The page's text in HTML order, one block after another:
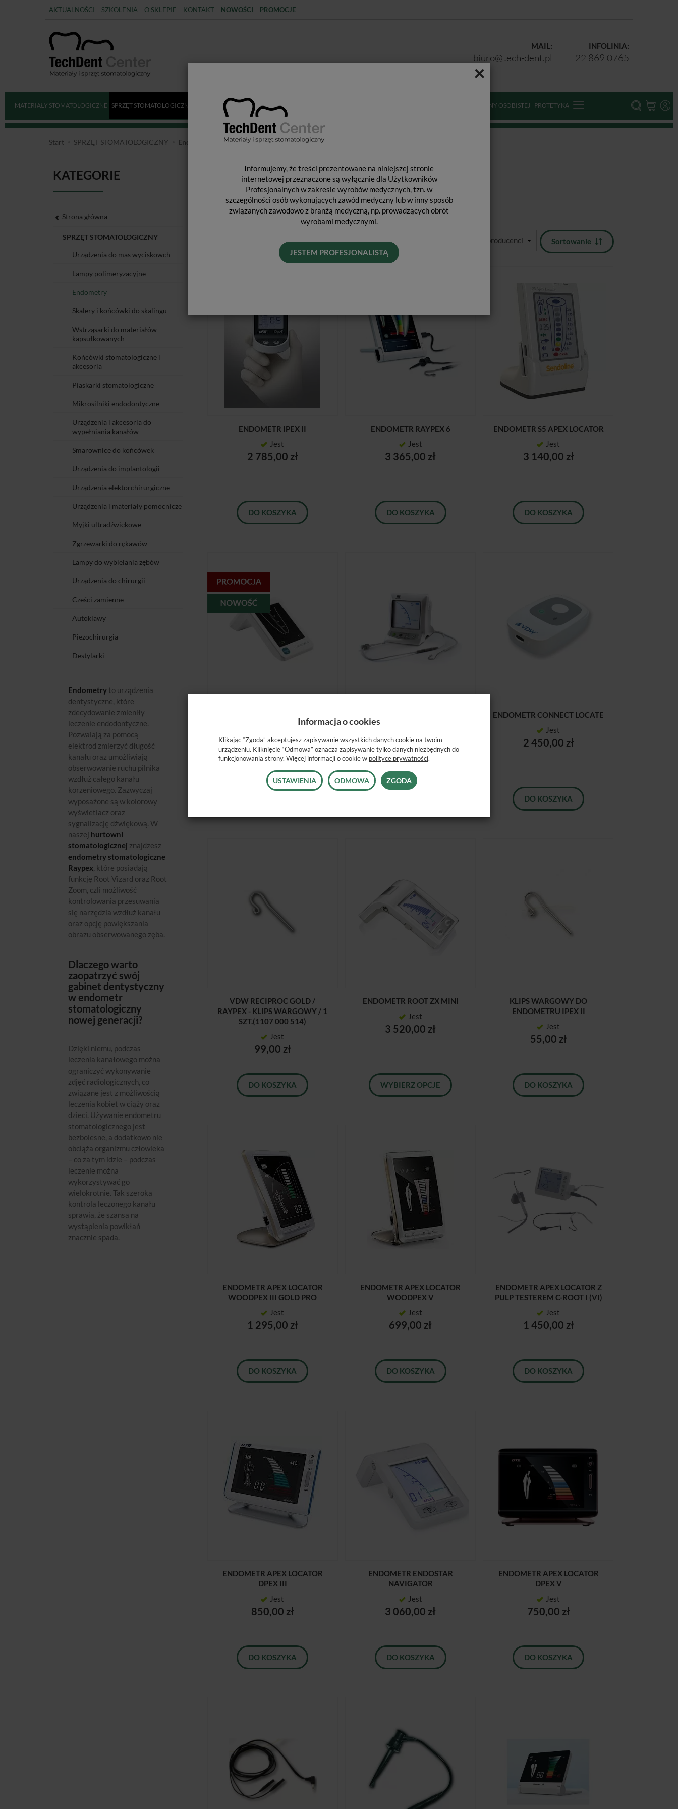
×
Informujemy, że treści prezentowane na niniejszej stronie
internetowej przeznaczone są wyłącznie dla Użytkowników
Profesjonalnych w zakresie wyrobów medycznych, tzn. w
szczególności osób wykonujących zawód medyczny lub w inny sposób
związanych zawodowo z branżą medyczną, np. prowadzących obrót
wyrobami medycznymi.
JESTEM PROFESJONALISTĄ
AKTUALNOŚCI SZKOLENIA O SKLEPIE KONTAKT NOWOŚCI PROMOCJE
INFOLINIA:
22 869 0765
MAIL:
biuro@tech-dent.pl
MATERIAŁY STOMATOLOGICZNE SPRZĘT STOMATOLOGICZNY DEZYNFEKCJA STERYLIZACJA ŚRODKI OCHRONY OSOBISTEJ PROTETYKA
Start SPRZĘT STOMATOLOGICZNY Endometry
ENDOMETRY
Sortowanie
ENDOMETR IPEX II
Jest
2 785,00 zł
DO KOSZYKA
ENDOMETR RAYPEX 6
Jest
3 365,00 zł
DO KOSZYKA
ENDOMETR S5 APEX LOCATOR
Jest
3 140,00 zł
DO KOSZYKA
1 590,00 zł
Jest
3 520,00 zł
ENDOMETR CONNECT LOCATE
Jest
2 450,00 zł
DO KOSZYKA
VDW RECIPROC GOLD /
RAYPEX - KLIPS WARGOWY / 1
SZT.(1107 000 514)
Jest
99,00 zł
DO KOSZYKA
ENDOMETR ROOT ZX MINI
Jest
3 520,00 zł
WYBIERZ OPCJE
KLIPS WARGOWY DO
ENDOMETRU IPEX II
Jest
55,00 zł
DO KOSZYKA
ENDOMETR APEX LOCATOR
WOODPEX III GOLD PRO
Jest
1 295,00 zł
DO KOSZYKA
ENDOMETR APEX LOCATOR
WOODPEX V
Jest
699,00 zł
DO KOSZYKA
ENDOMETR APEX LOCATOR Z
PULP TESTEREM C-ROOT I (VI)
Jest
1 450,00 zł
DO KOSZYKA
ENDOMETR APEX LOCATOR
DPEX III
Jest
850,00 zł
DO KOSZYKA
ENDOMETR ENDOSTAR
NAVIGATOR
Jest
3 060,00 zł
DO KOSZYKA
ENDOMETR APEX LOCATOR
DPEX V
Jest
750,00 zł
DO KOSZYKA
KATEGORIE
Strona główna
SPRZĘT STOMATOLOGICZNY
Urządzenia do mas wyciskowch
Lampy polimeryzacyjne
Endometry
Skalery i końcówki do skalingu
Wstrząsarki do materiałów
kapsułkowanych
Końcówki stomatologiczne i
akcesoria
Piaskarki stomatologiczne
Mikrosilniki endodontyczne
Urządzenia i akcesoria do
wypełniania kanałów
Smarownice do końcówek
Urządzenia do implantologii
Urządzenia elektorchirurgiczne
Urządzenia i materiały pomocnicze
Myjki ultradźwiękowe
Zgrzewarki do rękawów
Lampy do wybielania zębów
Urządzenia do chirurgii
Cześci zamienne
Autoklawy
Piezochirurgia
Destylarki
Endometry to urządzenia
dentystyczne, które
zdecydowanie zmieniły
leczenie endodontyczne.
Pozwalają za pomocą
elektrod zmierzyć długość
kanału oraz umożliwiają
obserwowanie ruchu pilnika
wzdłuż całego kanału
korzeniowego. Zazwyczaj
wyposażone są w kolorowy
wyświetlacz oraz
sygnalizację dźwiękową. W
naszej hurtowni
stomatologicznej znajdzesz
endometry stomatologiczne
Raypex , które posiadają
funkcję Root Vizard oraz Root
Zoom, czli możliwość
kontrolowania przesuwania
się narzędzia wzdłuż kanału
oraz opcję powiększania
obrazu obserwowanego zęba.
Dlaczego warto
zaopatrzyć swój
gabinet dentystyczny
w endometr
stomatologiczny
nowej generacji?
Dzięki niemu, podczas
leczenia kanałowego można
ograniczyć wykonywanie
zdjęć radiologicznych, co
związane jest z możliwością
leczenia kobiet w ciąży oraz
dzieci. Używanie endometru
stomatologicznego jest
bezbolesne, a dodatkowo nie
obciąża organizmu człowieka
– co za tym idzie – podczas
leczenie można
wykorzystywać go
wielokrotnie. Tak szeroka
kontrola leczonego kanału
sprawia, że szansa na
wystąpienia powikłań
znacznie spada.
Informacja o cookies
Klikając “Zgoda” akceptujesz zapisywanie wszystkich danych cookie na twoim
urządzeniu. Kliknięcie “Odmowa” oznacza zapisywanie tylko danych niezbędnych do
funkcjonowania strony. Więcej informacji o cookie w polityce prywatności.
USTAWIENIA ODMOWA ZGODA